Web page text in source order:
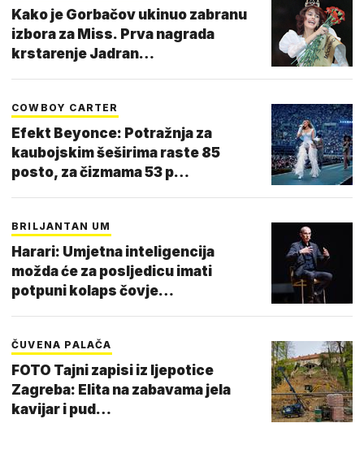
Kako je Gorbačov ukinuo zabranu
izbora za Miss. Prva nagrada
krstarenje Jadran…
COWBOY CARTER
Efekt Beyonce: Potražnja za
kaubojskim šeširima raste 85
posto, za čizmama 53 p…
BRILJANTAN UM
Harari: Umjetna inteligencija
možda će za posljedicu imati
potpuni kolaps čovje…
ČUVENA PALAČA
FOTO Tajni zapisi iz ljepotice
Zagreba: Elita na zabavama jela
kavijar i pud…